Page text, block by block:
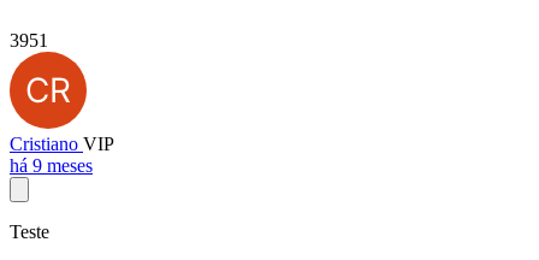
3951
Cristiano VIP
há 9 meses
Teste